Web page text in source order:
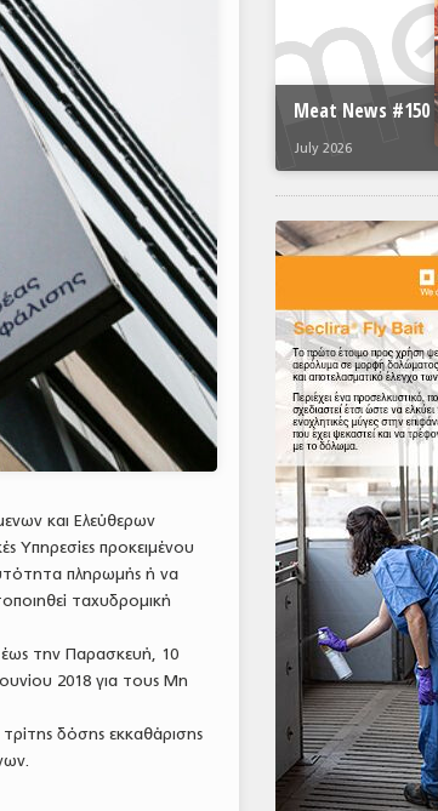
και Ελεύθερων
Υπηρεσίες προκειμένου
πληρωμής ή να
ταχυδρομική
την Παρασκευή, 10
2018 για τους Μη
δόσης εκκαθάρισης
Meat News #150
July 2026